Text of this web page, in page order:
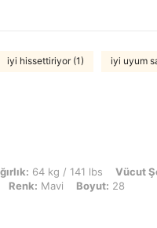
iyi hissettiriyor (1) iyi uyum
lbs, Vücut Şekli: Kum saati,
64 kg / 141 lbs Vücut
Renk: Mavi Boyut: 28